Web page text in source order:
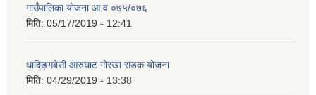
गाउँपालिका योजना आ.व ०७५/०७६
मिति: 05/17/2019 - 12:41
धादिङ्गबेसी आरुघाट गोरखा सडक योजना
मिति: 04/29/2019 - 13:38